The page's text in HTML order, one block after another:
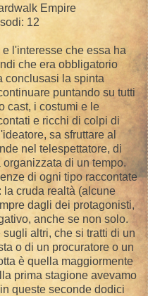
Empire
12
e l'interesse che essa ha
che era obbligatorio
conclusasi la spinta
puntando su tutti
cast, i costumi e le
e ricchi di colpi di
sa sfruttare al
nel telespettatore, di
di un tempo.
di ogni tipo raccontate
cruda realtà (alcune
dagli dei protagonisti,
anche se non solo.
altri, che si tratti di un
o di un procuratore o un
è quella maggiormente
prima stagione avevamo
queste seconde dodici